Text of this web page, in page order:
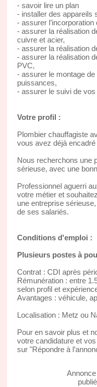
- savoir lire un plan
- installer des appareils
- assurer
- assurer la réalisation
cuivre et acier,
- assurer la réalisation
- assurer la réalisation
PVC,
- assurer le montage
puissances,
- assurer le suivi de
Votre profil :
Plombier chauffagiste
vous avez déjà
Nous recherchons une
sérieuse, avec une
Professionnel aguerri
votre métier et
une entreprise
de ses salariés.
Conditions d'emploi :
Plusieurs postes à
Contrat : CDI après
Rémunération : entre
selon profil et
Avantages : véhicule,
Localisation : Metz ou
Pour en savoir plus et
votre candidature et
sur "Répondre à